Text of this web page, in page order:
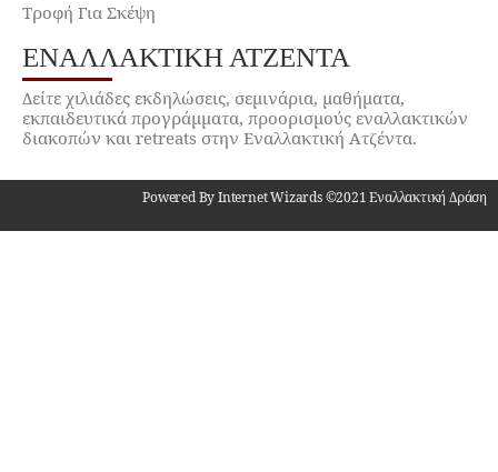
Τροφή Για Σκέψη
ΕΝΑΛΛΑΚΤΙΚΉ ΑΤΖΈΝΤΑ
Δείτε χιλιάδες εκδηλώσεις, σεμινάρια, μαθήματα,
εκπαιδευτικά προγράμματα, προορισμούς εναλλακτικών
διακοπών και retreats στην Εναλλακτική Ατζέντα.
Powered By Internet Wizards ©2021 Εναλλακτική Δράση